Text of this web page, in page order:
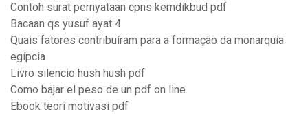
Contoh surat pernyataan cpns kemdikbud pdf
Bacaan qs yusuf ayat 4
Quais fatores contribuíram para a formação da monarquia
egípcia
Livro silencio hush hush pdf
Como bajar el peso de un pdf on line
Ebook teori motivasi pdf